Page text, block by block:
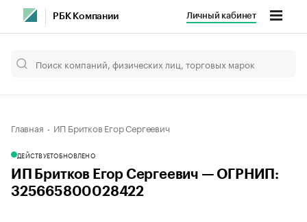
РБК Компании Личный кабинет
Главная ИП Бритков Егор Сергеевич
ДЕЙСТВУЕТОБНОВЛЕНО
ИП Бритков Егор Сергеевич — ОГРНИП:
325665800028422